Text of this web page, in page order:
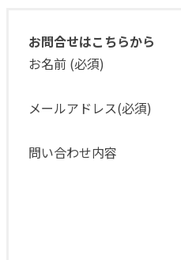
お問合せはこちらから
お名前 (必須)
メールアドレス(必須)
問い合わせ内容